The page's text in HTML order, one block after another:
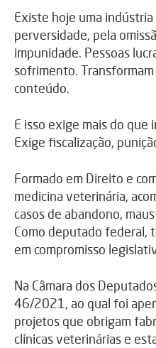
Existe hoje uma
perversidade, pela
impunidade. Pessoas
sofrimento.
conteúdo.
E isso exige mais do que
Exige fiscalização,
Formado em Direito e
medicina veterinária,
casos de abandono,
Como deputado federal,
em compromisso
Na Câmara dos
46/2021, ao qual foi
projetos que obrigam
clínicas veterinárias e